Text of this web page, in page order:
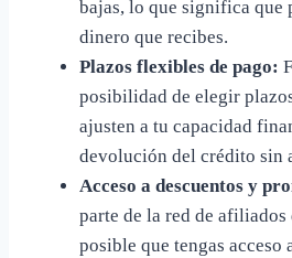
bajas, lo que significa que
dinero que recibes.
Plazos flexibles de pago:
posibilidad de elegir
ajusten a tu capacidad
devolución del crédito sin
Acceso a descuentos y
parte de la red de afiliados
posible que tengas acceso